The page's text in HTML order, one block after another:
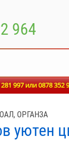
964
997 или0878 352
ОРГАНЗА
уютен